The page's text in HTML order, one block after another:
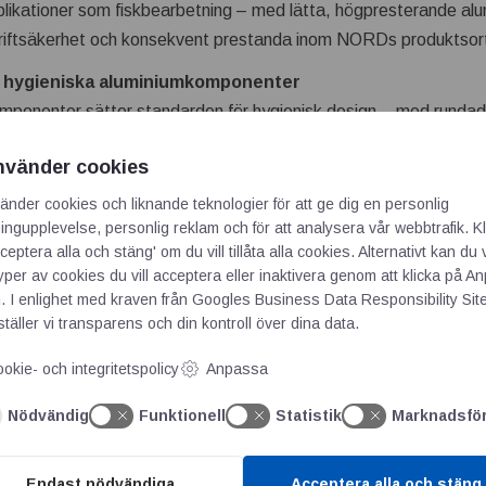
som fiskbearbetning – med lätta, högpresterande
och konsekvent prestanda inom NORDs
aluminiumkomponenter
sätter standarden för hygienisk design – med
snabb rengöring och minimerar stillestånd.
kan ytskyddet förstärkas ytterligare med den
drift.
av produkter, inklusive fläktlösa IE5+ synkronmotorermed
De utgör grunden i det integreradeDuoDrive-
effektivitet med smidig plug-and-play-idrifttagning och
NORD dessutom en decentraliserad frekvensomriktare,
Ethernet ombord, hybridkablar och daisy chain-teknik
som är både mer effektiva och enklare att rengöra än
säkerställer dessutom kraftfull och tillförlitlig drift
insikter
cookies
cookies och liknande teknologier för att ge dig en personlig
personlig reklam och för att analysera vår webbtrafik.
alla och stäng' om du vill tillåta alla cookies. Alternativt kan du
av cookies du vill acceptera eller inaktivera genom att klicka på
I enlighet med kraven från Googles Business Data Responsibility
vi transparens och din kontroll över dina data.
och integritetspolicy Anpassa
Nödvändig Funktionell Statistik